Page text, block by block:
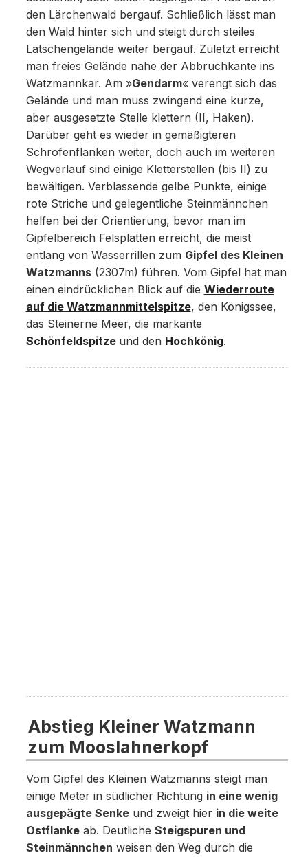
den Lärchenwald bergauf. Schließlich lässt man
den Wald hinter sich und steigt durch steiles
Latschengelände weiter bergauf. Zuletzt erreicht
man freies Gelände nahe der Abbruchkante ins
Watzmannkar. Am »Gendarm« verengt sich das
Gelände und man muss zwingend eine kurze,
aber ausgesetzte Stelle klettern (II, Haken).
Darüber geht es wieder in gemäßigteren
Schrofenflanken weiter, doch auch im weiteren
Wegverlauf sind einige Kletterstellen (bis II) zu
bewältigen. Verblassende gelbe Punkte, einige
rote Striche und gelegentliche Steinmännchen
helfen bei der Orientierung, bevor man im
Gipfelbereich Felsplatten erreicht, die meist
entlang von Wasserrillen zum Gipfel des Kleinen
Watzmanns(2307m) führen. Vom Gipfel hat man
einen eindrücklichen Blick auf die Wiederroute
auf die Watzmannmittelspitze, den Königssee,
das Steinerne Meer, die markante
Schönfeldspitze und den Hochkönig.
Abstieg Kleiner Watzmann
zum Mooslahnerkopf
Vom Gipfel des Kleinen Watzmanns steigt man
einige Meter in südlicher Richtung in eine wenig
ausgepägte Senkeund zweigt hier in die weite
Ostflankeab. Deutliche Steigspuren und
Steinmännchen weisen den Weg durch die